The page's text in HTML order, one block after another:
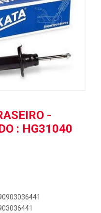
-
: HG31040